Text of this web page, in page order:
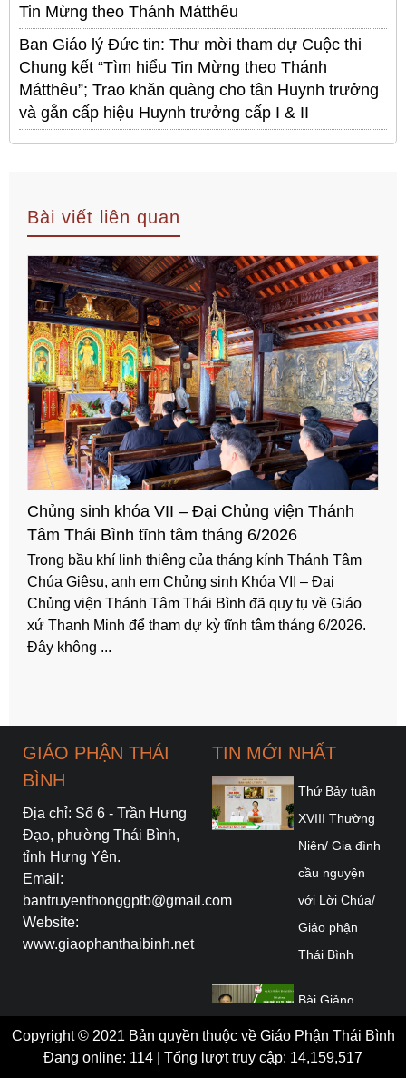
Tin Mừng theo Thánh Mátthêu
Ban Giáo lý Đức tin: Thư mời tham dự Cuộc thi
Chung kết “Tìm hiểu Tin Mừng theo Thánh
Mátthêu”; Trao khăn quàng cho tân Huynh trưởng
và gắn cấp hiệu Huynh trưởng cấp I & II
Bài viết liên quan
Dự tu Giáo phận Thái Bình – Miền Nam: Lễ Bế
giảng năm học 2025-2026
Trong bầu khí hân hoan của ngày lễ kính Mình và Máu
Thánh Chúa Kitô, chiều Chúa Nhật, ngày 07/06/2026,
anh em Dự tu Giáo phận Thái Bình – miền Nam đã tổ
chức Lễ Bế giảng năm học 2025 – 2026. Đây là dịp ...
GIÁO PHẬN THÁI
BÌNH
Địa chỉ: Số 6 - Trần Hưng
Đạo, phường Thái Bình,
tỉnh Hưng Yên.
Email:
bantruyenthonggptb@gmail.com
Website:
www.giaophanthaibinh.net
TIN MỚI NHẤT
Thứ Bảy tuần
XVIII Thường
Niên/ Gia đình
cầu nguyện
với Lời Chúa/
Giáo phận
Thái Bình
Bài Giảng
Chúa Nhật XIX
TN - Năm A l/
Copyright © 2021 Bản quyền thuộc về Giáo Phận Thái Bình
Đang online: 114 | Tổng lượt truy cập: 14,159,517